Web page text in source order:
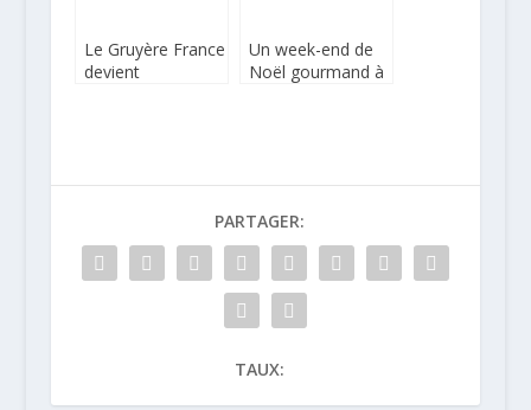
Le Gruyère France
devient
Un week-end de
Noël gourmand à
PARTAGER:
TAUX: